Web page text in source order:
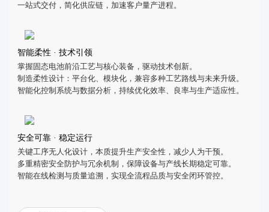
一站式交付，简化供应链，加速客户量产进程。
智能柔性 · 技术引领
掌握固态电池前沿工艺与核心装备，驱动技术创新。
制造柔性设计：平台化、模块化，兼容多种工艺路线与未来升级。
智能化控制系统与数据分析，持续优化效率、良率与生产适应性。
安全可靠 · 稳定运行
关键工序无人化设计，本质提升生产安全性，减少人为干预。
多重精密安全防护与冗余机制，保障设备与产线长期稳定可靠。
智能在线检测与质量追溯，实现全流程品质与安全闭环管控。